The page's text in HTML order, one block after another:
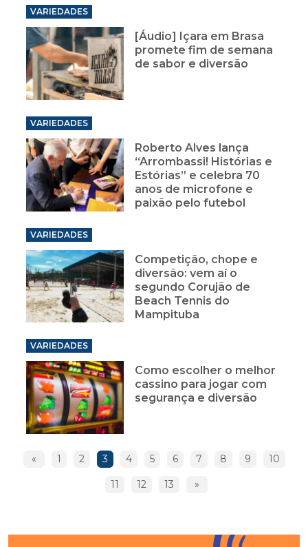
VARIEDADES
[Áudio] Içara em Brasa
promete fim de semana
de sabor e diversão
VARIEDADES
Roberto Alves lança
“Arrombassi! Histórias e
Estórias” e celebra 70
anos de microfone e
paixão pelo futebol
VARIEDADES
Competição, chope e
diversão: vem aí o
segundo Corujão de
Beach Tennis do
Mampituba
VARIEDADES
Como escolher o melhor
cassino para jogar com
segurança e diversão
« 1 2 3 4 5 6 7 8 9 10
11 12 13 »